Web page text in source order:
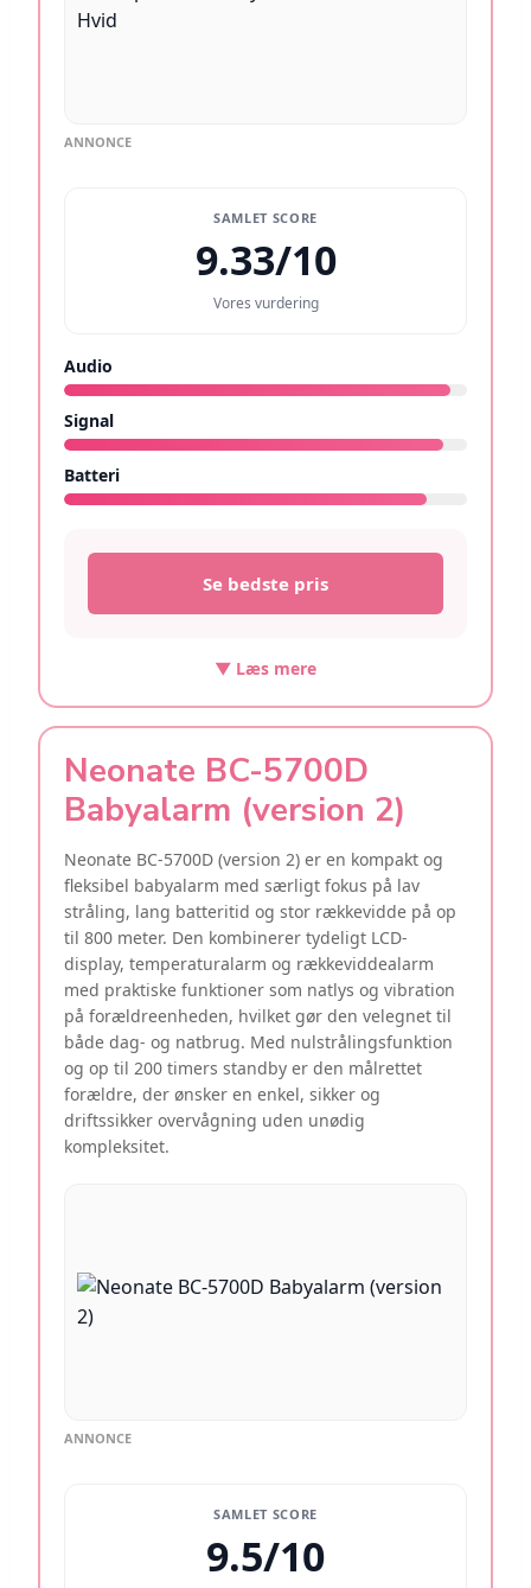
ANNONCE
SAMLET SCORE
9.33/10
Vores vurdering
Audio
Signal
Batteri
Se bedste pris
▼ Læs mere
Neonate BC-5700D
Babyalarm (version 2)
Neonate BC-5700D (version 2) er en kompakt og
fleksibel babyalarm med særligt fokus på lav
stråling, lang batteritid og stor rækkevidde på op
til 800 meter. Den kombinerer tydeligt LCD-
display, temperaturalarm og rækkeviddealarm
med praktiske funktioner som natlys og vibration
på forældreenheden, hvilket gør den velegnet til
både dag- og natbrug. Med nulstrålingsfunktion
og op til 200 timers standby er den målrettet
forældre, der ønsker en enkel, sikker og
driftssikker overvågning uden unødig
kompleksitet.
ANNONCE
SAMLET SCORE
9.5/10